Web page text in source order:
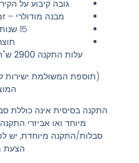
גובה קיבוע על הקיר, גמיש:
מבנה מודולרי –
15 שנות אחריות יצרן
עלות התקנה 2900
(תוספת המשולמת ישירות
התקנה בסיסית אינה כוללת
מיוחד ואו אביזרי
סבלות/התקנה מיוחדת, יש
הצעת